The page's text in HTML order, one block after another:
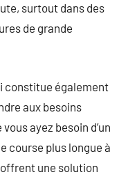
surtout dans des
de grande
constitue également
aux besoins
ayez besoin d’un
course plus longue à
une solution